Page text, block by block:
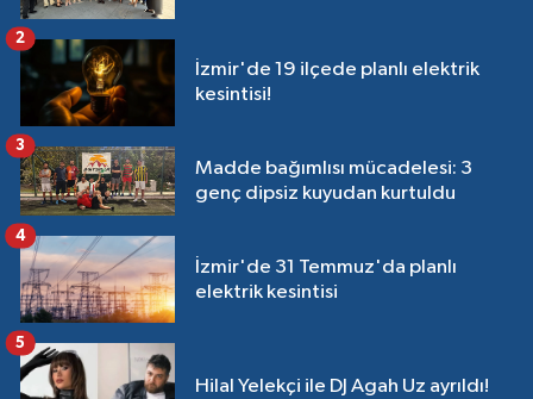
İzmir'de 19 ilçede planlı elektrik
kesintisi!
2
Madde bağımlısı mücadelesi: 3
genç dipsiz kuyudan kurtuldu
3
İzmir'de 31 Temmuz'da planlı
elektrik kesintisi
4
Hilal Yelekçi ile DJ Agah Uz ayrıldı!
5